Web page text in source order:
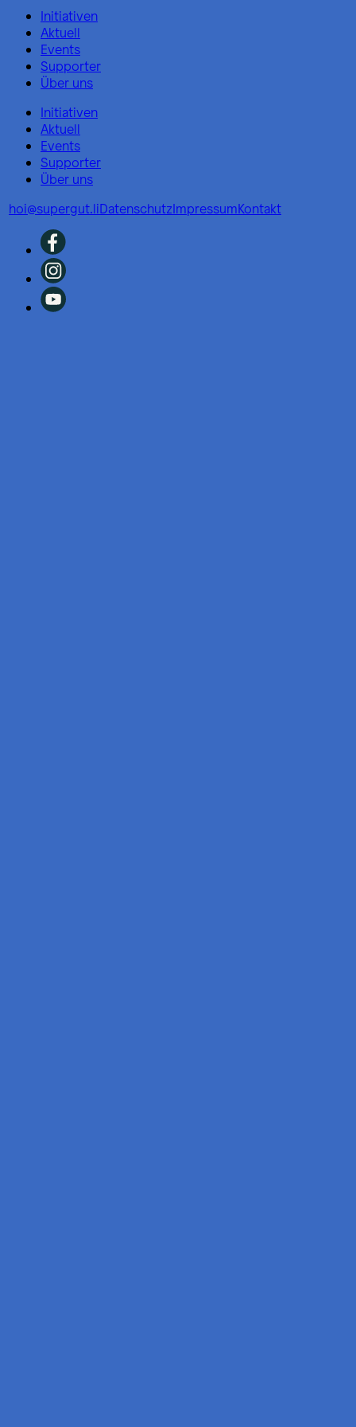
Initiativen
Aktuell
Events
Supporter
Über uns
Initiativen
Aktuell
Events
Supporter
Über uns
hoi@supergut.liDatenschutzImpressumKontakt